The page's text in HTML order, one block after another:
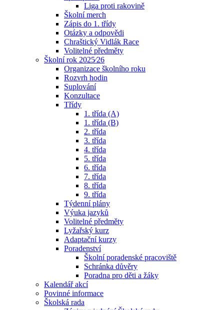
Liga proti rakovině
Školní merch
Zápis do 1. třídy
Otázky a odpovědi
Chraštický Vidlák Race
Volitelné předměty
Školní rok 2025⁄26
Organizace školního roku
Rozvrh hodin
Suplování
Konzultace
Třídy
1. třída (A)
1. třída (B)
2. třída
3. třída
4. třída
5. třída
6. třída
7. třída
8. třída
9. třída
Týdenní plány
Výuka jazyků
Volitelné předměty
Lyžařský kurz
Adaptační kurzy
Poradenství
Školní poradenské pracoviště
Schránka důvěry
Poradna pro děti a žáky
Kalendář akcí
Povinné informace
Školská rada